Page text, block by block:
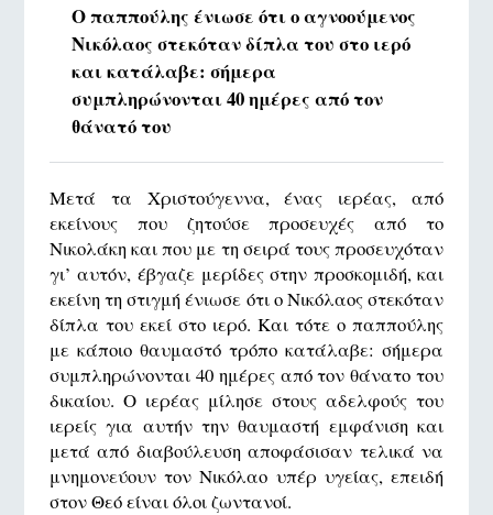
Ο παππούλης ένιωσε ότι ο αγνοούμενος
Νικόλαος στεκόταν δίπλα του στο ιερό
και κατάλαβε: σήμερα
συμπληρώνονται 40 ημέρες από τον
θάνατό του
Μετά τα Χριστούγεννα, ένας ιερέας, από
εκείνους που ζητούσε προσευχές από το
Νικολάκη και που με τη σειρά τους προσευχόταν
γι’ αυτόν, έβγαζε μερίδες στην προσκομιδή, και
εκείνη τη στιγμή ένιωσε ότι ο Νικόλαος στεκόταν
δίπλα του εκεί στο ιερό. Και τότε ο παππούλης
με κάποιο θαυμαστό τρόπο κατάλαβε: σήμερα
συμπληρώνονται 40 ημέρες από τον θάνατο του
δικαίου. Ο ιερέας μίλησε στους αδελφούς του
ιερείς για αυτήν την θαυμαστή εμφάνιση και
μετά από διαβούλευση αποφάσισαν τελικά να
μνημονεύουν τον Νικόλαο υπέρ υγείας, επειδή
στον Θεό είναι όλοι ζωντανοί.